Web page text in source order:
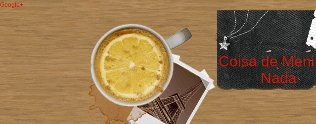
Google+
Coisa de
Nada